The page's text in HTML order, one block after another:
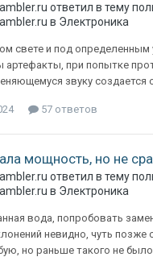
ответил в тему
в Электроника
свете и под определенным
артефакты, при попытке
звуку создается
57 ответов
мощность, но не
ответил в тему
в Электроника
вода, попробовать
невидно, чуть
но раньше такого не